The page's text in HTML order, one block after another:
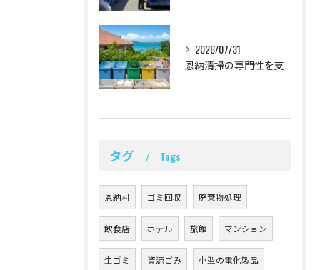
2026/07/31
恩納清掃の専門性を支える恩納村の分別対応
タグ Tags
恩納村 ゴミ回収 廃棄物処理
飲食店 ホテル 旅館 マンション
生ゴミ 資源ごみ 小型の電化製品